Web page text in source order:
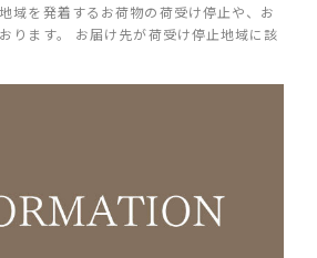
域を発着するお荷物の荷受け停止や、お
ります。 お届け先が荷受け停止地域に該